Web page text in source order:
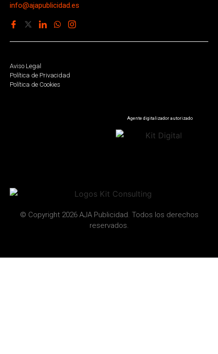
info@ajapublicidad.es
Aviso Legal
Política de Privacidad
Política de Cookies
Agente digitalizador autorizado
© Copyright 2026 AJA Publicidad. Todos los derechos
reservados.